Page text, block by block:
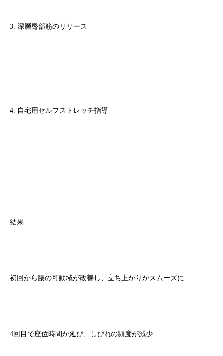
3. 深層臀部筋のリリース
4. 自宅用セルフストレッチ指導
結果
初回から腰の可動域が改善し、立ち上がりがスムーズに
4回目で座位時間が延び、しびれの頻度が減少